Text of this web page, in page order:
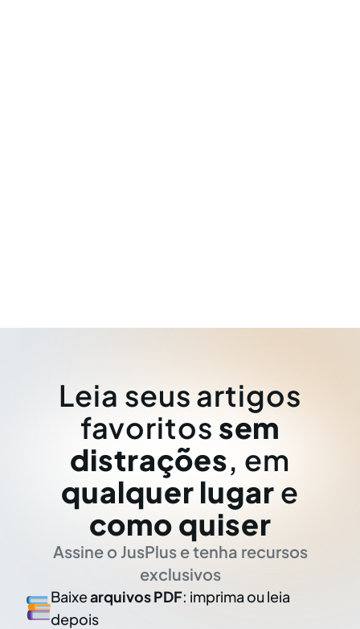
Leia seus artigos
favoritos sem
distrações, em
qualquer lugar e
como quiser
Assine o JusPlus e tenha recursos
exclusivos
Baixearquivos PDF: imprima ou leia
depois